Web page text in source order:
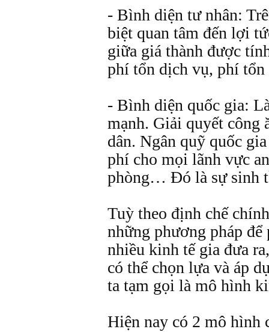
- Bình diện tư nhân:
biệt quan tâm đến lợi
giữa giá thành được
phí tổn dịch vụ, phí
- Bình diện quốc gia:
mạnh. Giải quyết công
dân. Ngân quỹ quốc
phí cho mọi lãnh vực
phòng… Đó là sự sinh
Tuỳ theo định chế
những phương pháp
nhiều kinh tế gia đưa
có thể chọn lựa và áp
ta tạm gọi là mô hình
Hiện nay có 2 mô hình